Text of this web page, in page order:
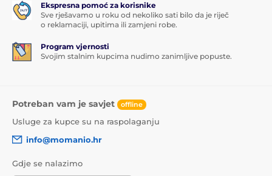
Ekspresna pomoć za korisnike
Sve rješavamo u roku od nekoliko sati bilo da je riječ
o reklamaciji, upitima ili zamjeni robe.
Program vjernosti
Svojim stalnim kupcima nudimo zanimljive popuste.
Potreban vam je savjet offline
Usluge za kupce su na raspolaganju
info@momanio.hr
Gdje se nalazimo